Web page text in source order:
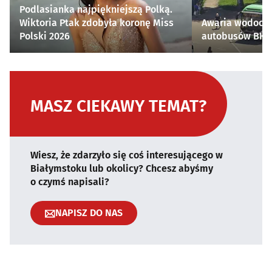
Podlasianka najpiękniejszą Polką.
Wiktoria Ptak zdobyła koronę Miss
Polski 2026
Awaria
autobusów
MASZ CIEKAWY TEMAT?
Wiesz, że zdarzyło się coś interesującego w
Białymstoku lub okolicy? Chcesz abyśmy
o czymś napisali?
NAPISZ DO NAS